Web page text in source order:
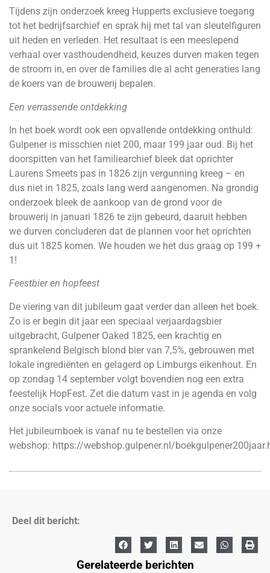
Tijdens zijn onderzoek kreeg Hupperts exclusieve toegang
tot het bedrijfsarchief en sprak hij met tal van sleutelfiguren
uit heden en verleden. Het resultaat is een meeslepend
verhaal over vasthoudendheid, keuzes durven maken tegen
de stroom in, en over de families die al acht generaties lang
de koers van de brouwerij bepalen.
Een verrassende ontdekking
In het boek wordt ook een opvallende ontdekking onthuld:
Gulpener is misschien niet 200, maar 199 jaar oud. Bij het
doorspitten van het familiearchief bleek dat oprichter
Laurens Smeets pas in 1826 zijn vergunning kreeg – en
dus niet in 1825, zoals lang werd aangenomen. Na grondig
onderzoek bleek de aankoop van de grond voor de
brouwerij in januari 1826 te zijn gebeurd, daaruit hebben
we durven concluderen dat de plannen voor het oprichten
dus uit 1825 komen. We houden we het dus graag op 199 +
1!
Feestbier en hopfeest
De viering van dit jubileum gaat verder dan alleen het boek.
Zo is er begin dit jaar een speciaal verjaardagsbier
uitgebracht, Gulpener Oaked 1825, een krachtig en
sprankelend Belgisch blond bier van 7,5%, gebrouwen met
lokale ingrediënten en gelagerd op Limburgs eikenhout. En
op zondag 14 september volgt bovendien nog een extra
feestelijk HopFest. Zet die datum vast in je agenda en volg
onze socials voor actuele informatie.
Het jubileumboek is vanaf nu te bestellen via onze
webshop: https://webshop.gulpener.nl/
Deel dit bericht:
Gerelateerde berichten